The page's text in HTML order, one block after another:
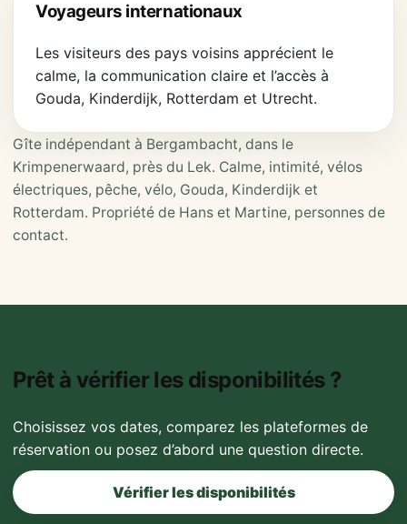
Voyageurs internationaux
Les visiteurs des pays voisins apprécient le
calme, la communication claire et l’accès à
Gouda, Kinderdijk, Rotterdam et Utrecht.
Gîte indépendant à Bergambacht, dans le
Krimpenerwaard, près du Lek. Calme, intimité, vélos
électriques, pêche, vélo, Gouda, Kinderdijk et
Rotterdam. Propriété de Hans et Martine, personnes de
contact.
Prêt à vérifier les disponibilités ?
Choisissez vos dates, comparez les plateformes de
réservation ou posez d’abord une question directe.
Vérifier les disponibilités